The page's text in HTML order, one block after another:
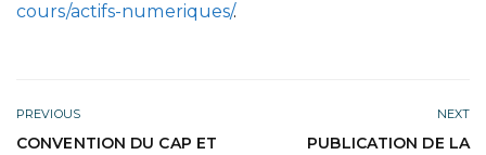
cours/actifs-numeriques/.
PREVIOUS
CONVENTION DU CAP ET
NEXT
PUBLICATION DE LA